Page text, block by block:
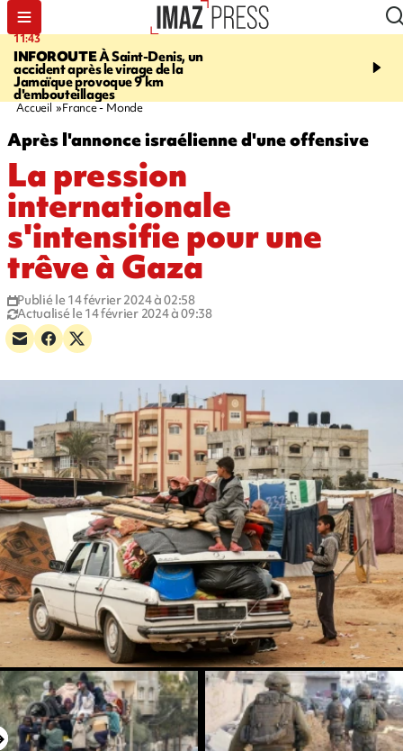
11:43
INFOROUTEÀ Saint-Denis, un
accident après le virage de la
Jamaïque provoque 9 km
d'embouteillages
16:35
gendarmes évacuent
Accueil France - Monde
Après l'annonce israélienne d'une offensive
La pression
internationale
s'intensifie pour une
trêve à Gaza
Publié le 14 février 2024 à 02:58
Actualisé le 14 février 2024 à 09:38